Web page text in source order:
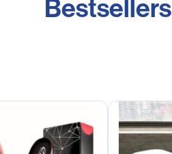
Bestsellers